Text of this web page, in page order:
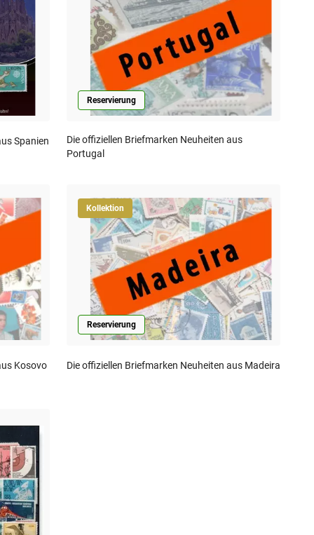
Spanien
Reservierung
Die offiziellen Briefmarken Neuheiten aus
Portugal
Kosovo
Kollektion
Reservierung
Die offiziellen Briefmarken Neuheiten aus Madeira